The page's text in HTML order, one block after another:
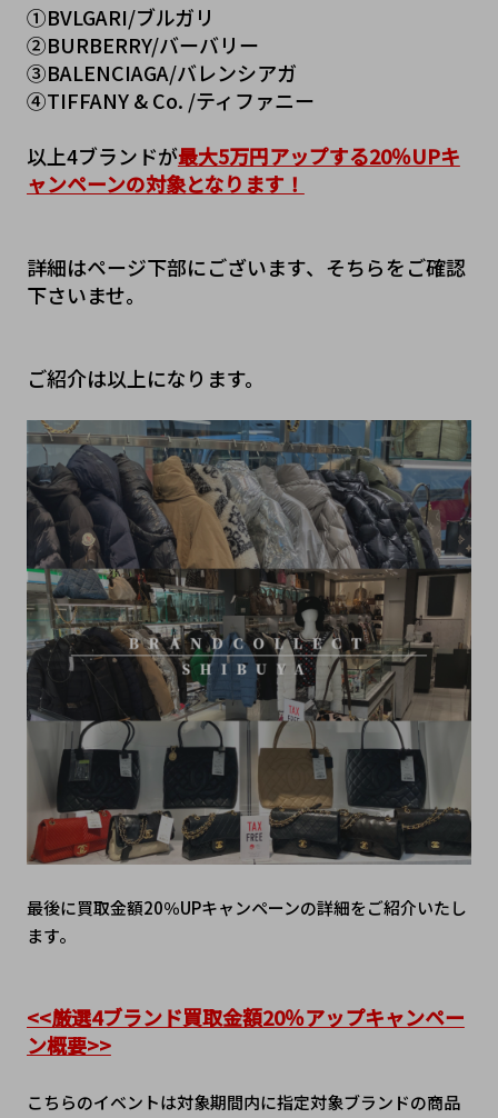
①BVLGARI/ブルガリ
②BURBERRY/バーバリー
③BALENCIAGA/バレンシアガ
④TIFFANY & Co. /ティファニー
以上4ブランドが最大5万円アップする20％UPキ
ャンペーンの対象となります！
詳細はページ下部にございます、そちらをご確認
下さいませ。
ご紹介は以上になります。
最後に買取金額20％UPキャンペーンの詳細をご紹介いたし
ます。
<<厳選4ブランド買取金額20％アップキャンペー
ン概要>>
こちらのイベントは対象期間内に指定対象ブランドの商品